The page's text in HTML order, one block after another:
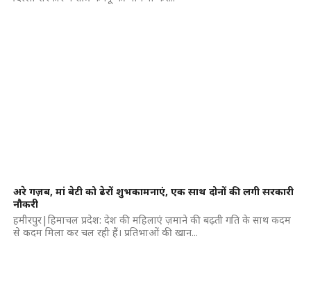
अरे गज़ब, मां बेटी को ढेरों शुभकामनाएं, एक साथ दोनों की लगी सरकारी
नौकरी
हमीरपुर|हिमाचल प्रदेश: देश की महिलाएं ज़माने की बढ़ती गति के साथ कदम
से कदम मिला कर चल रही हैं। प्रतिभाओं की खान...